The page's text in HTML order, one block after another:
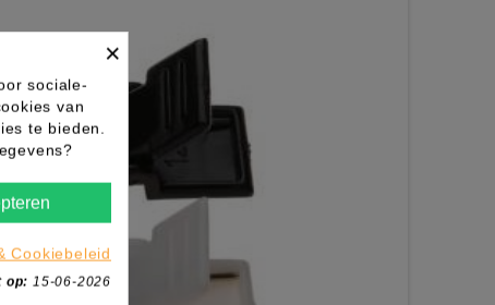
×
sociale-
van
te bieden.
Cookiebeleid
op: 15-06-2026